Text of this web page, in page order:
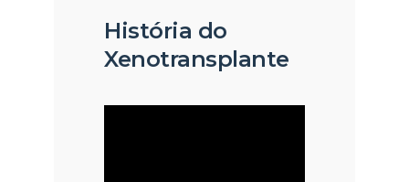
História do
Xenotransplante